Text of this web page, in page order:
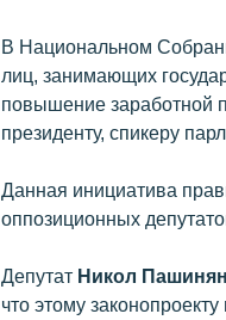
В Национальном
лиц, занимающих
повышение заработной
президенту, спикеру
Данная инициатива
оппозиционных
Депутат Никол Пашинян
что этому